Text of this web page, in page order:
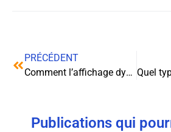
PRÉCÉDENT
Comment l’affichage dynamique booste l’activité des entreprises ?
Publications qui